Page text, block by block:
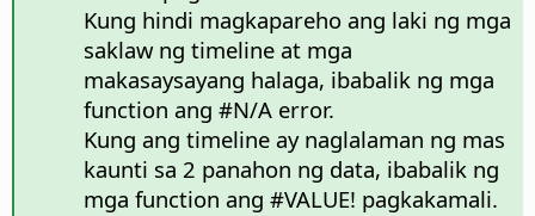
Kung hindi magkapareho ang laki ng mga
saklaw ng timeline at mga
makasaysayang halaga, ibabalik ng mga
function ang #N/A error.
Kung ang timeline ay naglalaman ng mas
kaunti sa 2 panahon ng data, ibabalik ng
mga function ang #VALUE! pagkakamali.